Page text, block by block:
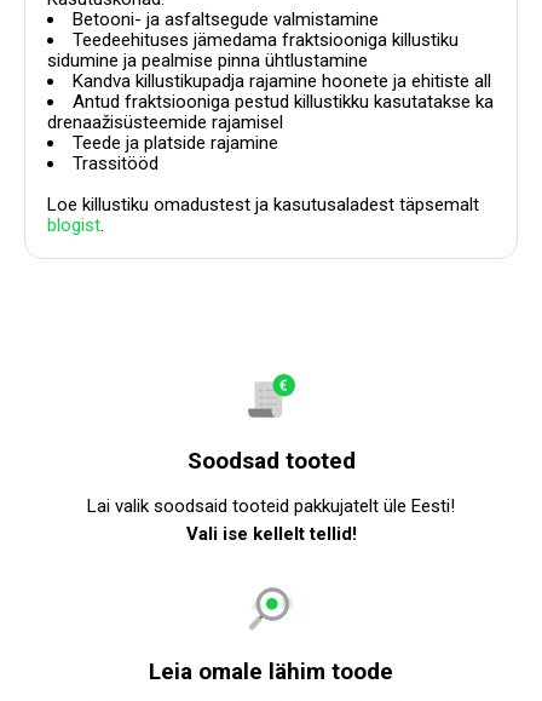
Betooni- ja asfaltsegude valmistamine
Teedeehituses jämedama fraktsiooniga killustiku
sidumine ja pealmise pinna ühtlustamine
Kandva killustikupadja rajamine hoonete ja ehitiste all
Antud fraktsiooniga pestud killustikku kasutatakse ka
drenaažisüsteemide rajamisel
Teede ja platside rajamine
Trassitööd
Loe killustiku omadustest ja kasutusaladest täpsemalt
blogist.
Soodsad tooted
Lai valik soodsaid tooteid pakkujatelt üle Eesti!
Vali ise kellelt tellid!
Leia omale lähim toode